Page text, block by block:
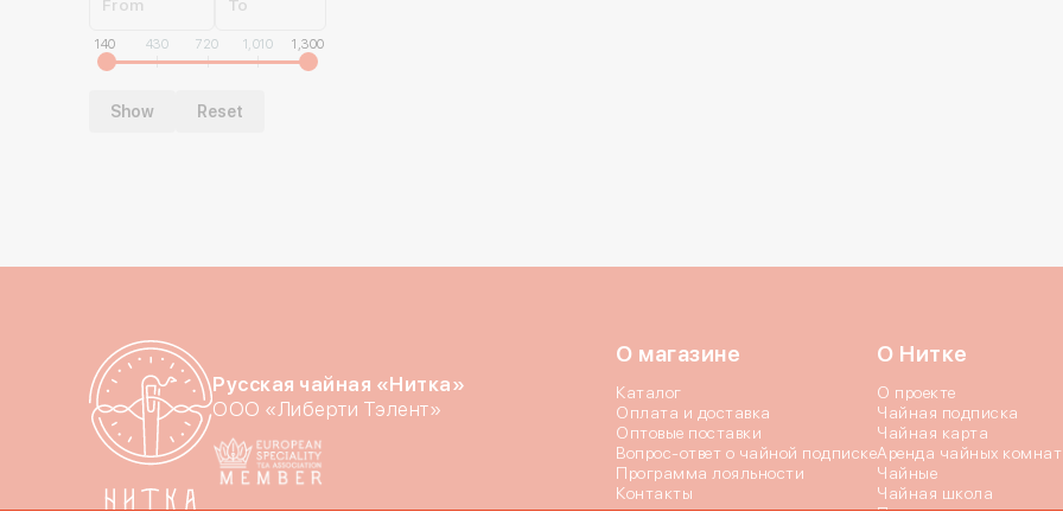
From To
140 430 720 1,010 1,300
Русская чайная «Нитка»
ООО «Либерти Тэлент»
О магазине
Каталог
Оплата и доставка
Оптовые поставки
Вопрос-ответ о чайной подписке
Программа лояльности
Контакты
О Нитке
О проекте
Чайная подписка
Чайная карта
Аренда чайных комнат
Чайные
Чайная школа
Пресса